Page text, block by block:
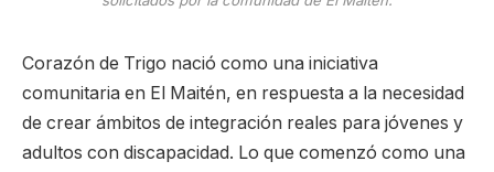
Corazón de Trigo nació como una iniciativa
comunitaria en El Maitén, en respuesta a la necesidad
de crear ámbitos de integración reales para jóvenes y
adultos con discapacidad. Lo que comenzó como una